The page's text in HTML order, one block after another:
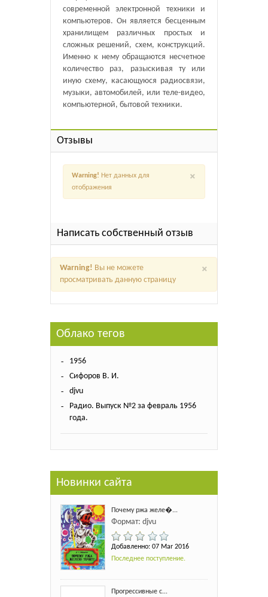
современной электронной техники и
компьютеров. Он является бесценным
хранилищем различных простых и
сложных решений, схем, конструкций.
Именно к нему обращаются несчетное
количество раз, разыскивая ту или
иную схему, касающуюся радиосвязи,
музыки, автомобилей, или теле-видео,
компьютерной, бытовой техники.
Отзывы
×
Warning! Нет данных для
отображения
Написать собственный отзыв
×
Warning! Вы не можете
просматривать данную страницу
Облако тегов
1956
Сифоров В. И.
djvu
Радио. Выпуск №2 за февраль 1956
года.
Новинки сайта
Почему ржа желе�...
Формат: djvu
Добавленно: 07 Mar 2016
Последнее поступление.
Прогрессивные с...